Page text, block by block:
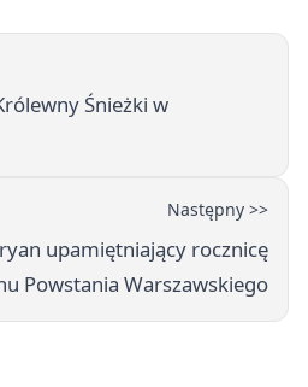
Śnieżki w
Następny >>
upamiętniający rocznicę
Powstania Warszawskiego